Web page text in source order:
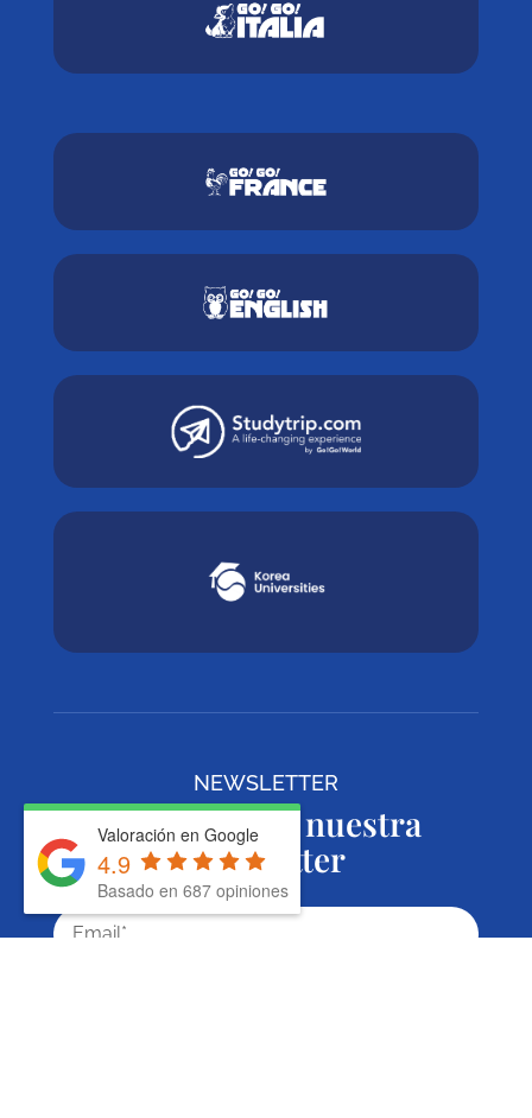
Valoración en Google
4.9
Basado en 687 opiniones
NEWSLETTER
Suscríbete a nuestra
newsletter